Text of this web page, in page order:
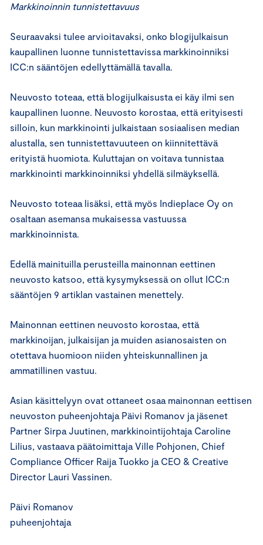
Markkinoinnin tunnistettavuus
Seuraavaksi tulee arvioitavaksi, onko blogijulkaisun
kaupallinen luonne tunnistettavissa markkinoinniksi
ICC:n sääntöjen edellyttämällä tavalla.
Neuvosto toteaa, että blogijulkaisusta ei käy ilmi sen
kaupallinen luonne. Neuvosto korostaa, että erityisesti
silloin, kun markkinointi julkaistaan sosiaalisen median
alustalla, sen tunnistettavuuteen on kiinnitettävä
erityistä huomiota. Kuluttajan on voitava tunnistaa
markkinointi markkinoinniksi yhdellä silmäyksellä.
Neuvosto toteaa lisäksi, että myös Indieplace Oy on
osaltaan asemansa mukaisessa vastuussa
markkinoinnista.
Edellä mainituilla perusteilla mainonnan eettinen
neuvosto katsoo, että kysymyksessä on ollut ICC:n
sääntöjen 9 artiklan vastainen menettely.
Mainonnan eettinen neuvosto korostaa, että
markkinoijan, julkaisijan ja muiden asianosaisten on
otettava huomioon niiden yhteiskunnallinen ja
ammatillinen vastuu.
Asian käsittelyyn ovat ottaneet osaa mainonnan eettisen
neuvoston puheenjohtaja Päivi Romanov ja jäsenet
Partner Sirpa Juutinen, markkinointijohtaja Caroline
Lilius, vastaava päätoimittaja Ville Pohjonen, Chief
Compliance Officer Raija Tuokko ja CEO & Creative
Director Lauri Vassinen.
Päivi Romanov
puheenjohtaja